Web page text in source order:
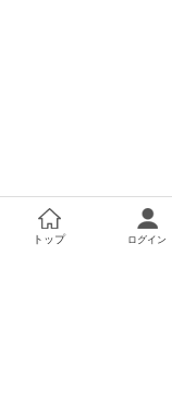
トップ ログイン